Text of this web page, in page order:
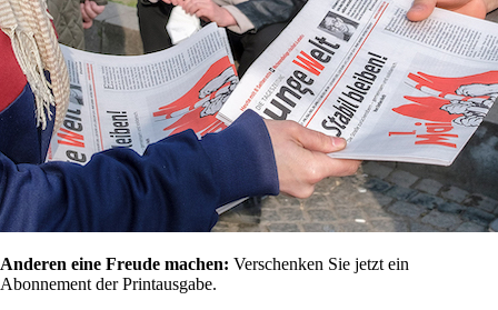
Anderen eine Freude machen: Verschenken Sie jetzt ein
Abonnement der Printausgabe.